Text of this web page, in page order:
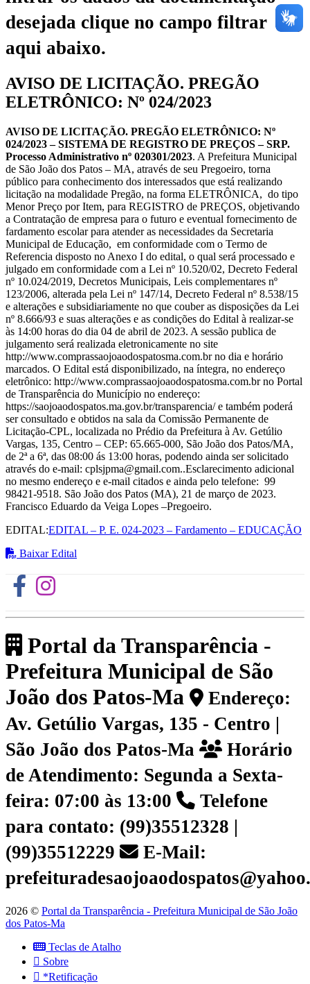
desejada clique no campo filtrar
aqui abaixo.
AVISO DE LICITAÇÃO. PREGÃO
ELETRÔNICO: Nº 024/2023
AVISO DE LICITAÇÃO. PREGÃO ELETRÔNICO: Nº
024/2023 – SISTEMA DE REGISTRO DE PREÇOS – SRP.
Processo Administrativo nº 020301/2023. A Prefeitura Municipal
de São João dos Patos – MA, através de seu Pregoeiro, torna
público para conhecimento dos interessados que está realizando
licitação na modalidade Pregão, na forma ELETRÔNICA, do tipo
Menor Preço por Item, para REGISTRO de PREÇOS, objetivando
a Contratação de empresa para o futuro e eventual fornecimento de
fardamento escolar para atender as necessidades da Secretaria
Municipal de Educação, em conformidade com o Termo de
Referencia disposto no Anexo I do edital, o qual será processado e
julgado em conformidade com a Lei nº 10.520/02, Decreto Federal
nº 10.024/2019, Decretos Municipais, Leis complementares nº
123/2006, alterada pela Lei nº 147/14, Decreto Federal nº 8.538/15
e alterações e subsidiariamente no que couber as disposições da Lei
nº 8.666/93 e suas alterações e as condições do Edital à realizar-se
às 14:00 horas do dia 04 de abril de 2023. A sessão publica de
julgamento será realizada eletronicamente no site
http://www.comprassaojoaodospatosma.com.br no dia e horário
marcados. O Edital está disponibilizado, na íntegra, no endereço
eletrônico: http://www.comprassaojoaodospatosma.com.br no Portal
de Transparência do Município no endereço:
https://saojoaodospatos.ma.gov.br/transparencia/ e também poderá
ser consultado e obtidos na sala da Comissão Permanente de
Licitação-CPL, localizada no Prédio da Prefeitura à Av. Getúlio
Vargas, 135, Centro – CEP: 65.665-000, São João dos Patos/MA,
de 2ª a 6ª, das 08:00 ás 13:00 horas, podendo ainda ser solicitado
através do e-mail: cplsjpma@gmail.com..Esclarecimento adicional
no mesmo endereço e e-mail citados e ainda pelo telefone: 99
98421-9518. São João dos Patos (MA), 21 de março de 2023.
Francisco Eduardo da Veiga Lopes –Pregoeiro.
EDITAL:EDITAL – P. E. 024-2023 – Fardamento – EDUCAÇÃO
Baixar Edital
Portal da Transparência -
Prefeitura Municipal de São
João dos Patos-Ma
Endereço:
Av. Getúlio Vargas, 135 - Centro |
São João dos Patos-Ma
Horário
de Atendimento: Segunda a Sexta-
feira: 07:00 às 13:00
Telefone
para contato: (99)35512328 |
(99)35512229
E-Mail:
2026 © Portal da Transparência - Prefeitura Municipal de São João
dos Patos-Ma
Teclas de Atalho
Sobre
*Retificação